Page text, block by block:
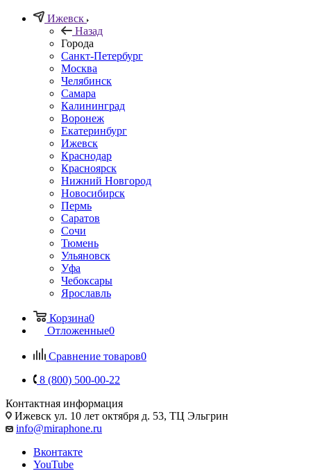
Ижевск
Назад
Города
Санкт-Петербург
Москва
Челябинск
Самара
Калининград
Воронеж
Екатеринбург
Ижевск
Краснодар
Красноярск
Нижний Новгород
Новосибирск
Пермь
Саратов
Сочи
Тюмень
Ульяновск
Уфа
Чебоксары
Ярославль
Корзина0
Отложенные0
Сравнение товаров0
8 (800) 500-00-22
Контактная информация
Ижевск ул. 10 лет октября д. 53, ТЦ Эльгрин
info@miraphone.ru
Вконтакте
YouTube